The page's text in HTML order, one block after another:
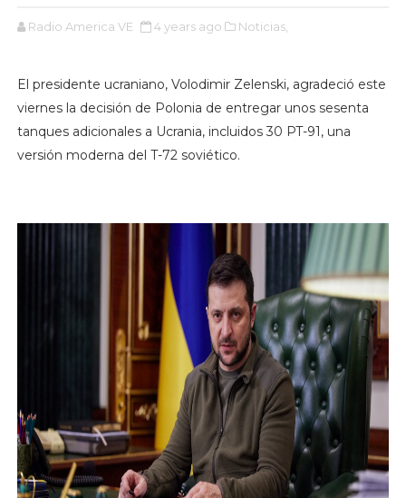
Radio America VE 4 years ago Noticias,
El presidente ucraniano, Volodimir Zelenski, agradeció este
viernes la decisión de Polonia de entregar unos sesenta
tanques adicionales a Ucrania, incluidos 30 PT-91, una
versión moderna del T-72 soviético.